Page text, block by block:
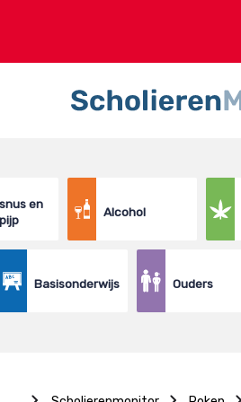
en
Alcohol
Basisonderwijs Ouders